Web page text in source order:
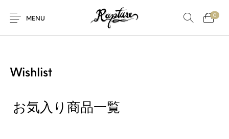
MENU
0
Wishlist
お気入り商品一覧